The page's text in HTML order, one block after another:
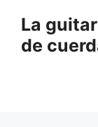
contenido
La
de